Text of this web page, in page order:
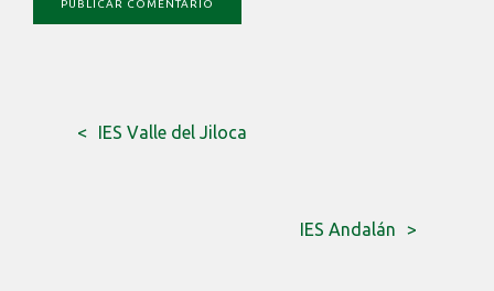
IES Valle del Jiloca
IES Andalán